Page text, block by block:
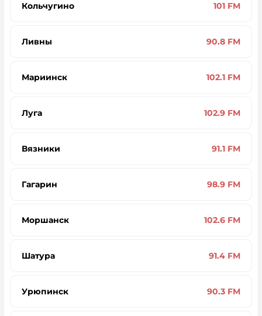
Кольчугино 101 FM
Ливны 90.8 FM
Мариинск 102.1 FM
Луга 102.9 FM
Вязники 91.1 FM
Гагарин 98.9 FM
Моршанск 102.6 FM
Шатура 91.4 FM
Урюпинск 90.3 FM